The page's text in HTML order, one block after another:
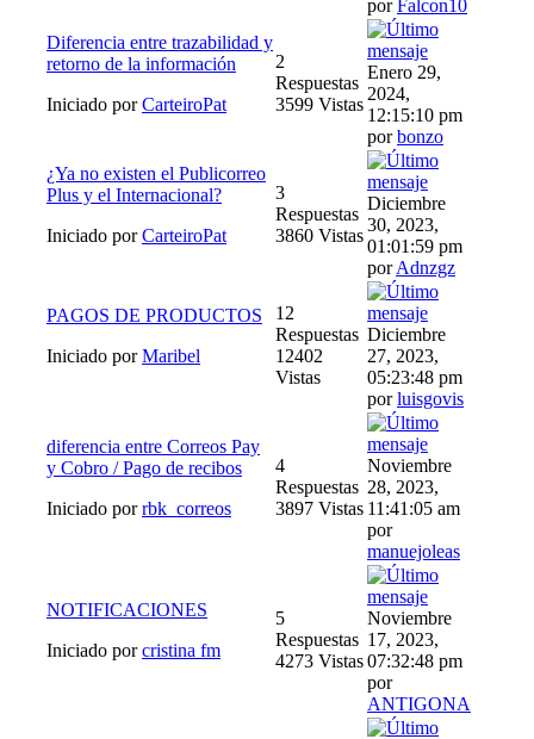
porFalcon10
Diferencia entre trazabilidad y
retorno de la información
Iniciado porCarteiroPat
2
Respuestas
3599 Vistas
Enero 29,
2024,
12:15:10 pm
porbonzo
¿Ya no existen el Publicorreo
Plus y el Internacional?
Iniciado porCarteiroPat
3
Respuestas
3860 Vistas
Diciembre
30, 2023,
01:01:59 pm
porAdnzgz
PAGOS DE PRODUCTOS
Iniciado porMaribel
12
Respuestas
12402
Vistas
Diciembre
27, 2023,
05:23:48 pm
porluisgovis
diferencia entre Correos Pay
y Cobro / Pago de recibos
Iniciado porrbk_correos
4
Respuestas
3897 Vistas
Noviembre
28, 2023,
11:41:05 am
por
manuejoleas
NOTIFICACIONES
Iniciado porcristina fm
5
Respuestas
4273 Vistas
Noviembre
17, 2023,
07:32:48 pm
por
ANTIGONA